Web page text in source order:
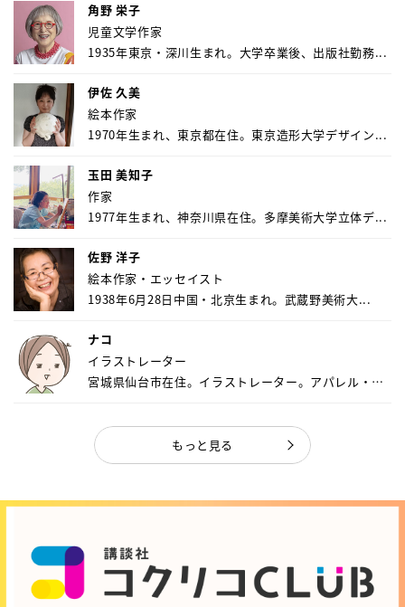
角野 栄子
児童文学作家
1935年東京・深川生まれ。大学卒業後、出版社勤務...
伊佐 久美
絵本作家
1970年生まれ、東京都在住。東京造形大学デザイン...
玉田 美知子
作家
1977年生まれ、神奈川県在住。多摩美術大学立体デ...
佐野 洋子
絵本作家・エッセイスト
1938年6月28日中国・北京生まれ。武蔵野美術大...
ナコ
イラストレーター
宮城県仙台市在住。イラストレーター。アパレル・キ
もっと見る